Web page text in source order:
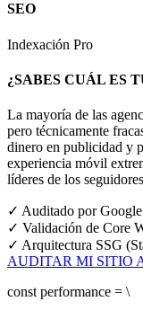
SEO
Indexación Pro
¿SABES CUÁL ES
La mayoría de las
pero técnicamente
dinero en publicidad y
experiencia móvil
líderes de los
✓ Auditado por
✓ Validación de Core
✓ Arquitectura SSG
AUDITAR MI SITIO
const performance = \